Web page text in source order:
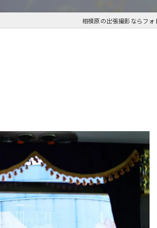
相模原の出張撮影ならフ